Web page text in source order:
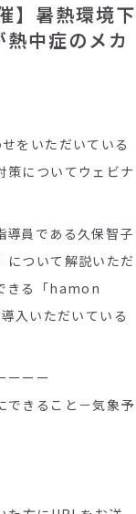
】暑熱環境下
中症のメカ
をいただいている
策についてウェビナ
導員 である久保智子
について 解説いただ
きる「hamon
入いただいている
ーーー
できること－気象予